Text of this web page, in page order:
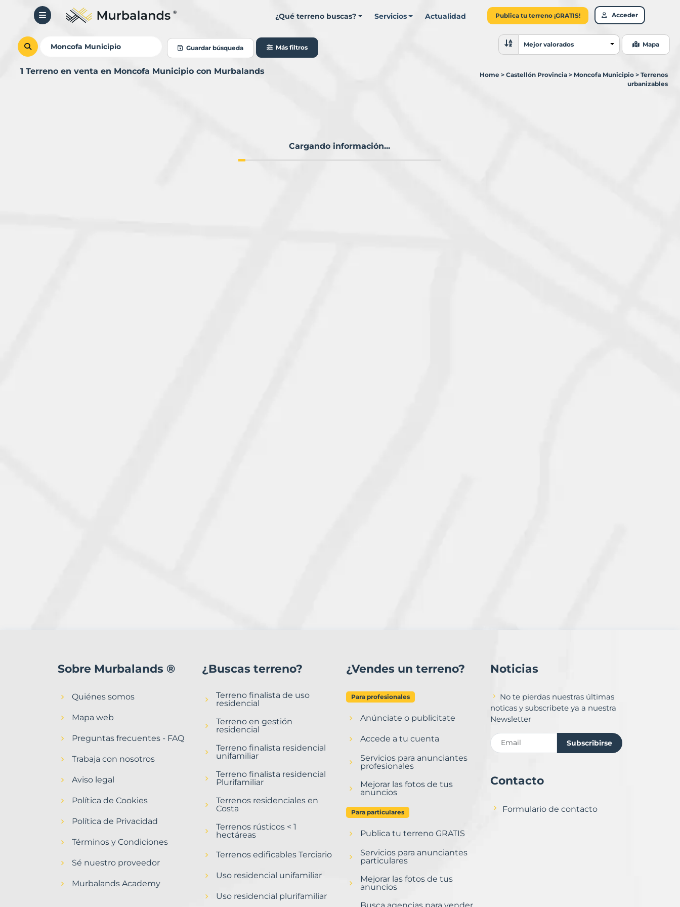
¿Qué terreno buscas? Servicios Actualidad Publica tu terreno ¡GRATIS! Acceder
Guardar búsqueda Más filtros
Ordenar resultados
Mejor valorados Mapa
1 Terreno en venta en Moncofa Municipio con Murbalands Home > Castellón Provincia > Moncofa Municipio > Terrenos
urbanizables
Cargando información...
Sobre Murbalands ®
Quiénes somos
Mapa web
Preguntas frecuentes - FAQ
Trabaja con nosotros
Aviso legal
Política de Cookies
Política de Privacidad
Términos y Condiciones
Sé nuestro proveedor
Murbalands Academy
¿Buscas terreno?
Terreno finalista de uso
residencial
Terreno en gestión
residencial
Terreno finalista residencial
unifamiliar
Terreno finalista residencial
Plurifamiliar
Terrenos residenciales en
Costa
Terrenos rústicos < 1
hectáreas
Terrenos edificables Terciario
Uso residencial unifamiliar
Uso residencial plurifamiliar
¿Vendes un terreno?
Para profesionales
Anúnciate o publicitate
Accede a tu cuenta
Servicios para anunciantes
profesionales
Mejorar las fotos de tus
anuncios
Para particulares
Publica tu terreno GRATIS
Servicios para anunciantes
particulares
Mejorar las fotos de tus
anuncios
Noticias
No te pierdas nuestras últimas
noticas y subscribete ya a nuestra
Newsletter
Subscribirse
Contacto
Formulario de contacto